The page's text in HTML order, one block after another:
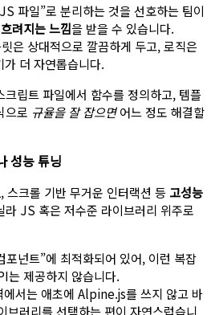
파일”로 분리하는 것을 선호하는 팀이
려지는 느낌을 받을 수 있습니다.
은 상대적으로 깔끔하게 두고, 로직은
더 자연롭습니다.
립트 파일에서 함수를 정의하고, 템플
으로 규율을 잘 잡으면어느 정도 해결할
성능 튜닝
스크롤 기반 무거운 인터랙션 등 고성능
라 JS 혹은 저수준 라이브러리 위주로
넌트”에 최적화되어 있어, 이런 복잡
는 제공하지 않습니다.
에서는 애초에 Alpine.js를 쓰지 않고 바
브러리를 선택하는 편이 자연스럽습니